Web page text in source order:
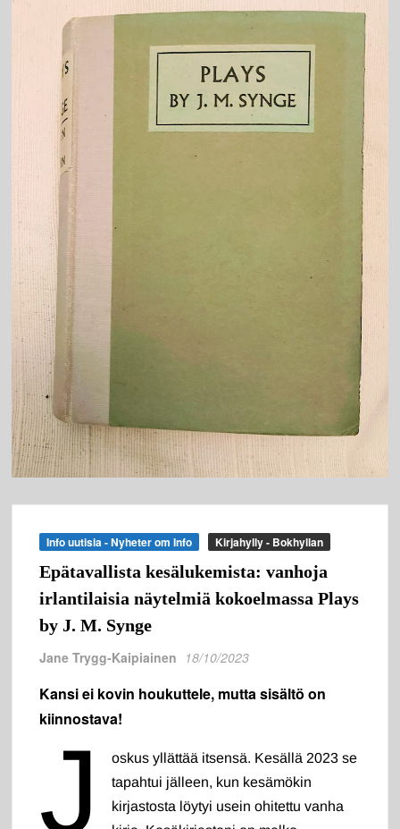
Info uutisia - Nyheter om Info Kirjahylly - Bokhyllan
Epätavallista kesälukemista: vanhoja
irlantilaisia näytelmiä kokoelmassa Plays
by J. M. Synge
Jane Trygg-Kaipiainen 18/10/2023
Kansi ei kovin houkuttele, mutta sisältö on
kiinnostava!
J
oskus yllättää itsensä. Kesällä 2023 se
tapahtui jälleen, kun kesämökin
kirjastosta löytyi usein ohitettu vanha